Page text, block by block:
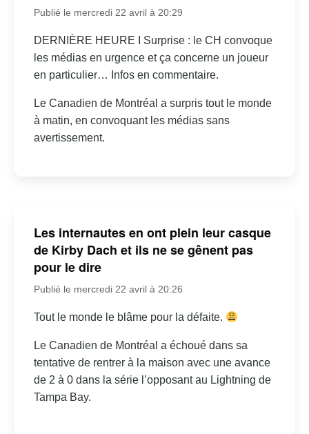
Publié le mercredi 22 avril à 20:29
DERNIÈRE HEURE I Surprise : le CH convoque
les médias en urgence et ça concerne un joueur
en particulier… Infos en commentaire.
Le Canadien de Montréal a surpris tout le monde
à matin, en convoquant les médias sans
avertissement.
Les internautes en ont plein leur casque
de Kirby Dach et ils ne se gênent pas
pour le dire
Publié le mercredi 22 avril à 20:26
Tout le monde le blâme pour la défaite.
Le Canadien de Montréal a échoué dans sa
tentative de rentrer à la maison avec une avance
de 2 à 0 dans la série l’opposant au Lightning de
Tampa Bay.